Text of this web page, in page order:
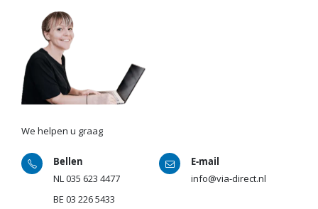
We helpen u graag
Bellen
NL035 623 4477
BE 03 226 5433
E-mail
info@via-direct.nl